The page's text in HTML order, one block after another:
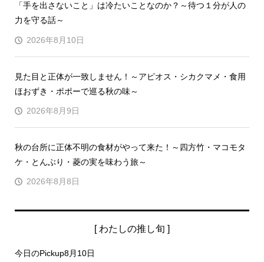
「手を出さないこと」は冷たいことなのか？～待つ１分が人の
力を守る話～
2026年8月10日
見た目と正体が一致しません！～アピオス・シカクマメ・食用
ほおずき・ポポーで巡る秋の味～
2026年8月9日
秋の台所に正体不明の食材がやって来た！～四方竹・マコモタ
ケ・とんぶり・菱の実を味わう旅～
2026年8月8日
[ わたしの推し旬 ]
今日のPickup8月10日